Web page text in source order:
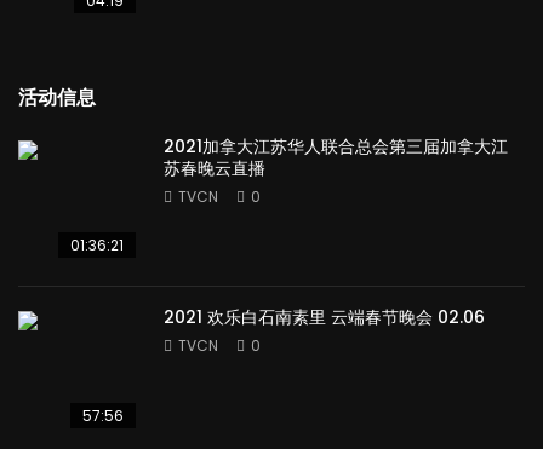
活动信息
01:36:21
2021加拿大江苏华人联合总会第三届加拿大江
苏春晚云直播
TVCN 0
57:56
2021 欢乐白石南素里 云端春节晚会 02.06
TVCN 0